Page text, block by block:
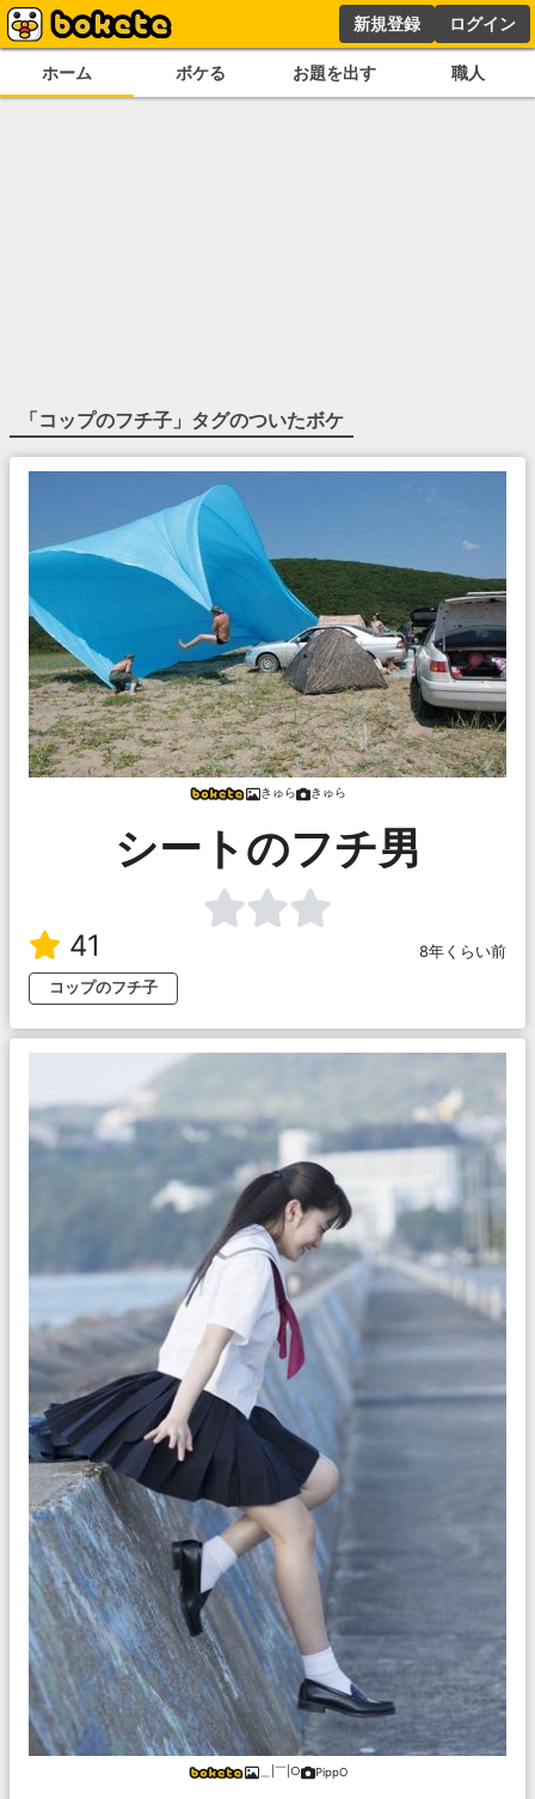
新規登録 ログイン
ホーム ボケる お題を出す 職人
「コップのフチ子 」タグのついたボケ
きゅら きゅら
シートのフチ男
41
8年くらい前
コップのフチ子
＿|￣|○ PippO